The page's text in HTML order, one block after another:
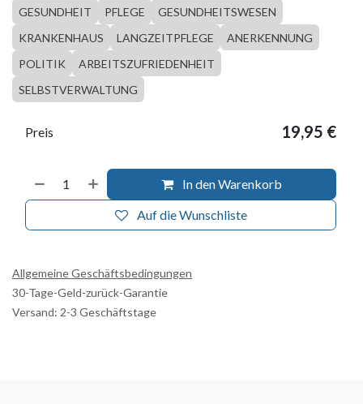
GESUNDHEIT PFLEGE
GESUNDHEITSWESEN
KRANKENHAUS
LANGZEITPFLEGE
ANERKENNUNG
POLITIK
ARBEITSZUFRIEDENHEIT
SELBSTVERWALTUNG
In den Warenkorb
Auf die Wunschliste
Preis 19,95 €
Allgemeine Geschäftsbedingungen
30-Tage-Geld-zurück-Garantie
Versand: 2-3 Geschäftstage